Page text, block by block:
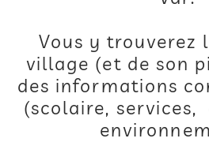
Vous y trouverez
village (et de son
des informations
(scolaire, services,